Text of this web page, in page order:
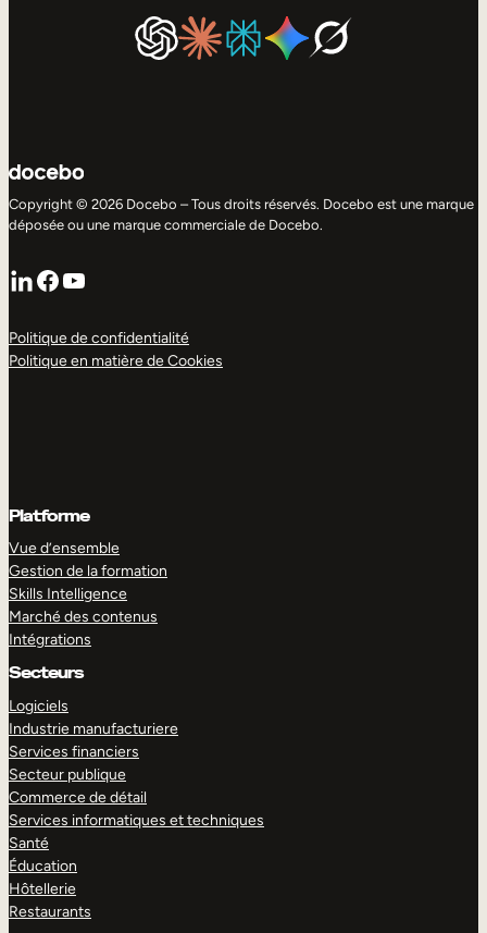
Copyright © 2026 Docebo – Tous droits réservés. Docebo est une marque
déposée ou une marque commerciale de Docebo.
LinkedIn
Facebook
YouTube
Politique de confidentialité
Politique en matière de Cookies
Platforme
Vue d’ensemble
Gestion de la formation
Skills Intelligence
Marché des contenus
Intégrations
Secteurs
Logiciels
Industrie manufacturiere
Services financiers
Secteur publique
Commerce de détail
Services informatiques et techniques
Santé
Éducation
Hôtellerie
Restaurants